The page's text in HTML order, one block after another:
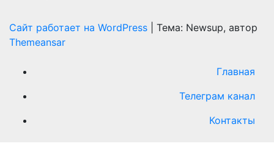
Сайт работает на WordPress
Тема: Newsup, автор
Themeansar
Главная
Телеграм канал
Контакты